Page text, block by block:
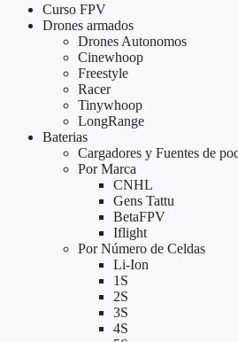
Curso FPV
Drones armados
Drones Autonomos
Cinewhoop
Freestyle
Racer
Tinywhoop
LongRange
Baterias
Cargadores y Fuentes de
Por Marca
CNHL
Gens Tattu
BetaFPV
Iflight
Por Número de Celdas
Li-Ion
1S
2S
3S
4S